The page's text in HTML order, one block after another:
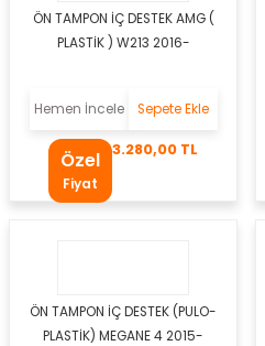
ÖN TAMPON İÇ DESTEK AMG (
PLASTİK ) W213 2016-
Hemen İncele Sepete Ekle
Özel
Fiyat
3.280,00 TL
ÖN TAMPON İÇ DESTEK (PULO-
PLASTİK) MEGANE 4 2015-